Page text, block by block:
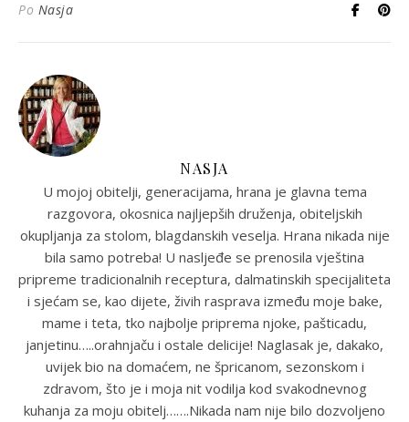
Po Nasja
NASJA
U mojoj obitelji, generacijama, hrana je glavna tema
razgovora, okosnica najljepših druženja, obiteljskih
okupljanja za stolom, blagdanskih veselja. Hrana nikada nije
bila samo potreba! U nasljeđe se prenosila vještina
pripreme tradicionalnih receptura, dalmatinskih specijaliteta
i sjećam se, kao dijete, živih rasprava između moje bake,
mame i teta, tko najbolje priprema njoke, pašticadu,
janjetinu…..orahnjaču i ostale delicije! Naglasak je, dakako,
uvijek bio na domaćem, ne špricanom, sezonskom i
zdravom, što je i moja nit vodilja kod svakodnevnog
kuhanja za moju obitelj…….Nikada nam nije bilo dozvoljeno